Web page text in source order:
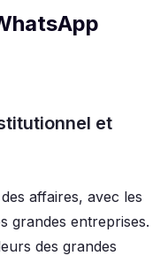
et
affaires, avec les
grandes entreprises.
des grandes